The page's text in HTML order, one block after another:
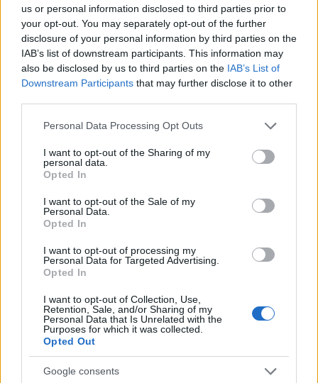
us or personal information disclosed to third parties prior to
your opt-out. You may separately opt-out of the further
disclosure of your personal information by third parties on the
IAB’s list of downstream participants. This information may
also be disclosed by us to third parties on the IAB’s List of
Downstream Participants that may further disclose it to other
Please note that this website/app uses one or more Google
not limited to your visit or usage behaviour. You may click to
grant or deny consent to Google and its third-party tags to
use your data for below specified purposes in below Google
consent section.
Personal Data Processing Opt Outs
I want to opt-out of the Sharing of my
personal data.
Opted In
I want to opt-out of the Sale of my
Personal Data.
Opted In
I want to opt-out of processing my
Personal Data for Targeted Advertising.
Opted In
I want to opt-out of Collection, Use,
Retention, Sale, and/or Sharing of my
Personal Data that Is Unrelated with the
Purposes for which it was collected.
Opted Out
Google consents
interessi, API, utenti e ERP
Andrea Innocenti · 3 Ago 2026
MONEY